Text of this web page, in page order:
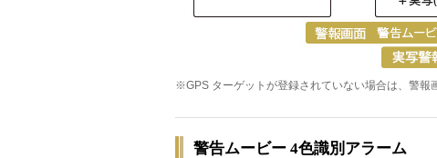
※GPS ターゲットが登録されていない場合は、警報
警告ムービー 4色識別アラーム